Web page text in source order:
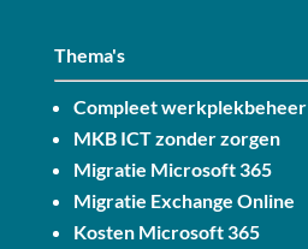
Thema's
Compleet werkplekbeheer
MKB ICT zonder zorgen
Migratie Microsoft 365
Migratie Exchange Online
Kosten Microsoft 365